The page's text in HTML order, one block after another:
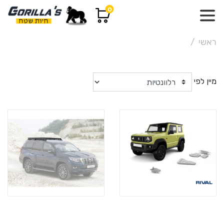
0
ראשי
מיין לפי